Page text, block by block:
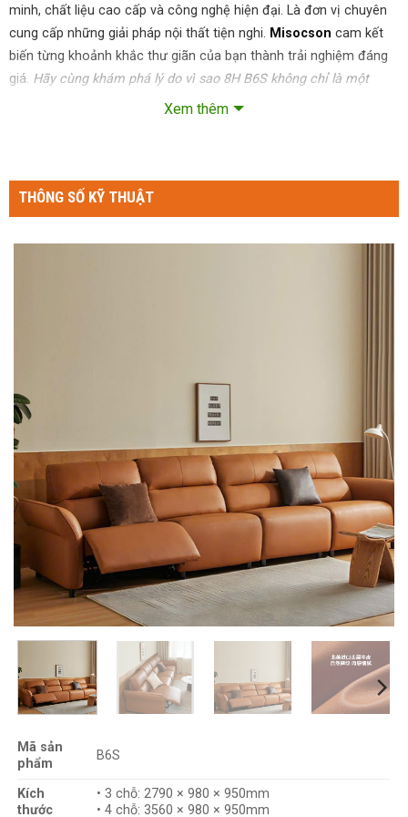
minh, chất liệu cao cấp và công nghệ hiện đại. Là đơn vị chuyên
cung cấp những giải pháp nội thất tiện nghi. Misocson cam kết
biến từng khoảnh khắc thư giãn của bạn thành trải nghiệm đáng
giá. Hãy cùng khám phá lý do vì sao 8H B6S không chỉ là một
. Mà còn là biểu tượng của phong cách sống đẳng cấp
Xem thêm
THÔNG SỐ KỸ THUẬT
Mã sản
phẩm
B6S
Kích
thước
• 3 chỗ: 2790 × 980 × 950mm
• 4 chỗ: 3560 × 980 × 950mm